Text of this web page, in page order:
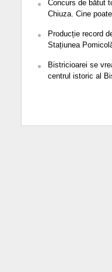
Concurs de bătut
Chiuza. Cine
Producție record
Stațiunea
Bistricioarei se
centrul istoric al